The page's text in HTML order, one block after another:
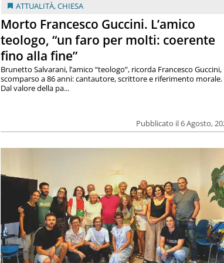
ATTUALITÀ,CHIESA
Morto Francesco Guccini. L’amico
teologo, “un faro per molti: coerente
fino alla fine”
Pubblicato il 6 Agosto,
Brunetto Salvarani, l’amico “teologo”, ricorda Francesco Guccini,
scomparso a 86 anni: cantautore, scrittore e riferimento morale.
Dal valore della pa...